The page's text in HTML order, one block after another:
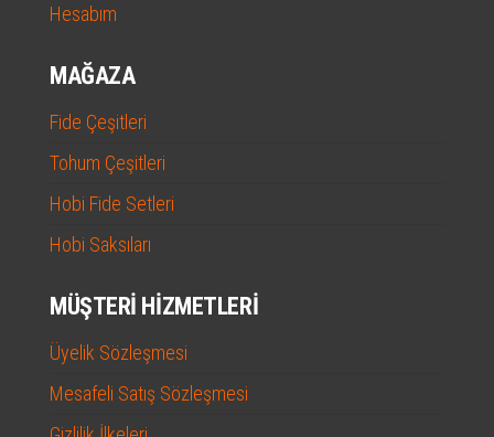
Hesabım
MAĞAZA
Fide Çeşitleri
Tohum Çeşitleri
Hobi Fide Setleri
Hobi Saksıları
MÜŞTERI HIZMETLERI
Üyelik Sözleşmesi
Mesafeli Satış Sözleşmesi